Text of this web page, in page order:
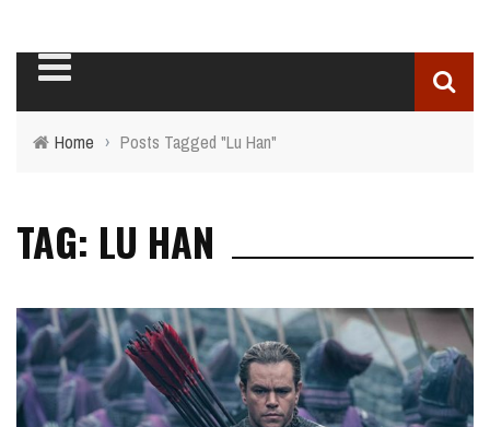
Home › Posts Tagged "Lu Han"
TAG: LU HAN